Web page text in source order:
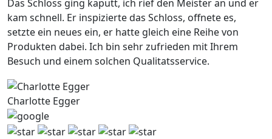
Das Schloss ging kaputt, ich rief den Meister an und er
kam schnell. Er inspizierte das Schloss, offnete es,
setzte ein neues ein, er hatte gleich eine Reihe von
Produkten dabei. Ich bin sehr zufrieden mit Ihrem
Besuch und einem solchen Qualitatsservice.
Charlotte Egger